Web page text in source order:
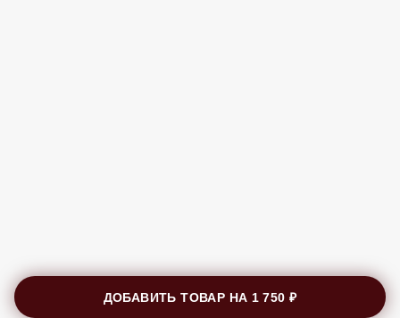
ДОБАВИТЬ ТОВАР НА 1 750 ₽